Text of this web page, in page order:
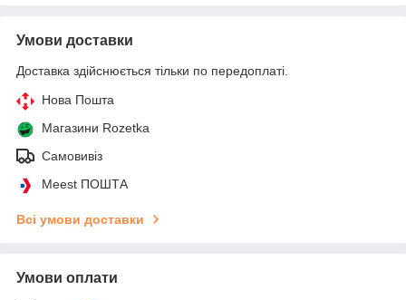
Умови доставки
Доставка здійснюється тільки по передоплаті.
Нова Пошта
Магазини Rozetka
Самовивіз
Meest ПОШТА
Всі умови доставки
Умови оплати